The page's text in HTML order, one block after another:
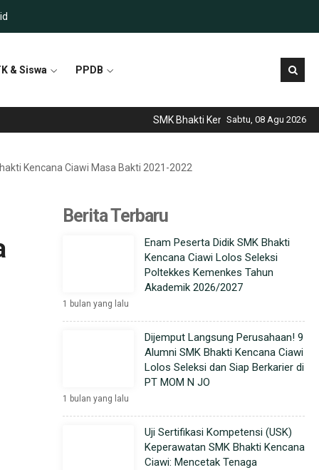
& Siswa PPDB
Sabtu, 08 Agu 2026
SMK Bhakti Kencana Ciawi telah
Kencana Ciawi Masa Bakti 2021-2022
Berita Terbaru
Enam Peserta Didik SMK Bhakti
Kencana Ciawi Lolos Seleksi
Poltekkes Kemenkes Tahun
Akademik 2026/2027
1 bulan yang lalu
Dijemput Langsung Perusahaan! 9
Alumni SMK Bhakti Kencana Ciawi
Lolos Seleksi dan Siap Berkarier di
PT MOM N JO
1 bulan yang lalu
Uji Sertifikasi Kompetensi (USK)
Keperawatan SMK Bhakti Kencana
Ciawi: Mencetak Tenaga